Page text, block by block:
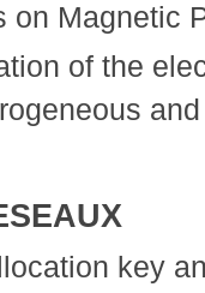
on Magnetic
of the
key